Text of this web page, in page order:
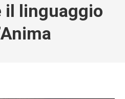
il linguaggio